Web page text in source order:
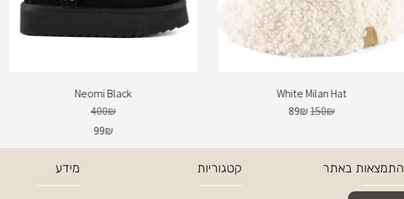
White Milan Hat
150₪
89₪
Neomi Black
400₪
99₪
התמצאות באתר קטגוריות מידע